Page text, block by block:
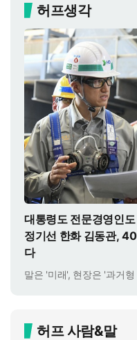
허프생각
대통령도 전문경영인
정기선 한화 김동관,
다
말은 '미래', 현장은 '과거
허프 사람&말